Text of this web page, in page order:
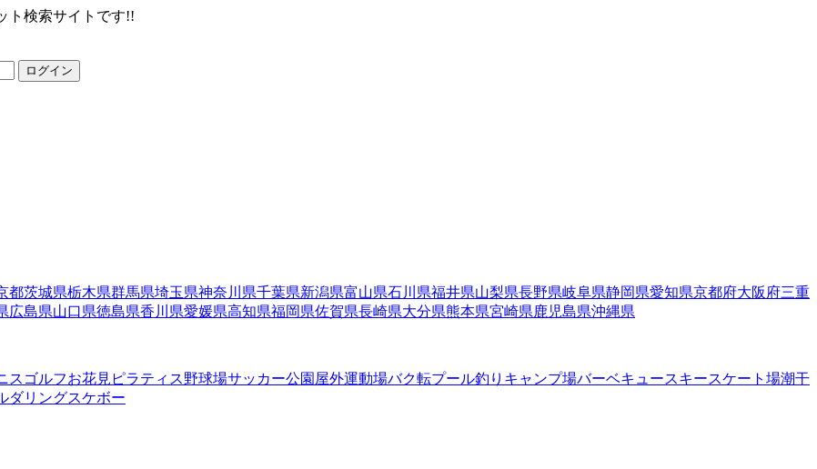
ト検索サイトです!!
ログイン
都茨城県栃木県群馬県埼玉県神奈川県千葉県新潟県富山県石川県福井県山梨県長野県岐阜県静岡県愛知県京都府大阪府三重
広島県山口県徳島県香川県愛媛県高知県福岡県佐賀県長崎県大分県熊本県宮崎県鹿児島県沖縄県
ス ゴルフお花見 ピラティス野球場サッカー公園 屋外運動場バク転プール釣り キャンプ場バーベキュースキースケート場潮干
ダリングスケボー